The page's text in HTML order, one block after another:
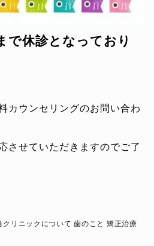
で休診となっており
カウンセリングのお問い合わ
させていただきますのでご了
クリニックについて 歯のこと 矯正治療